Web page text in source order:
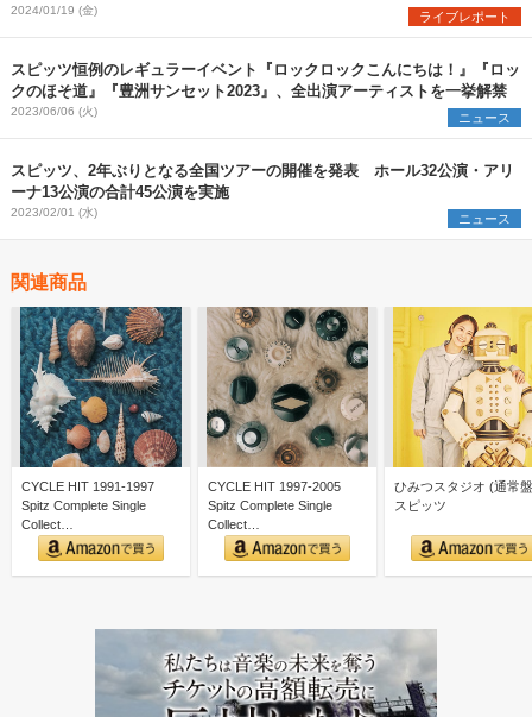
2024/01/19 (金) ライブレポート
スピッツ恒例のレギュラーイベント『ロックロックこんにちは！』『ロッ
クのほそ道』『豊洲サンセット2023』、全出演アーティストを一挙解禁
2023/06/06 (火) ニュース
スピッツ、2年ぶりとなる全国ツアーの開催を発表 ホール32公演・アリ
ーナ13公演の合計45公演を実施
2023/02/01 (水) ニュース
関連商品
CYCLE HIT 1991-1997
Spitz Complete Single
Collect…
CYCLE HIT 1997-2005
Spitz Complete Single
Collect…
ひみつスタジオ (通常
スピッツ